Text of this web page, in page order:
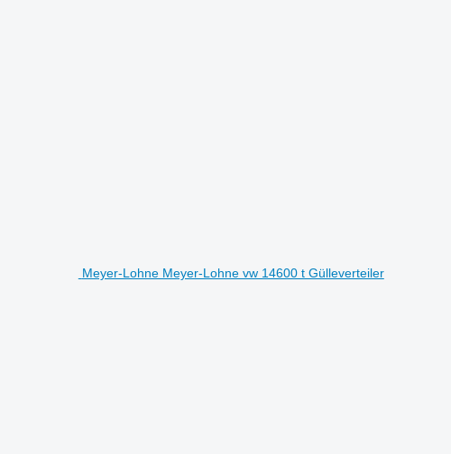
Meyer-Lohne Meyer-Lohne vw 14600 t Gülleverteiler